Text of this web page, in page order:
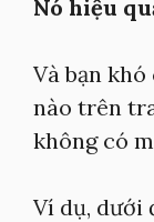
Nó hiệu
Và bạn
nào trên
không có
Ví dụ, dưới